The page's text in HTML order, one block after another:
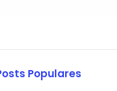
Populares